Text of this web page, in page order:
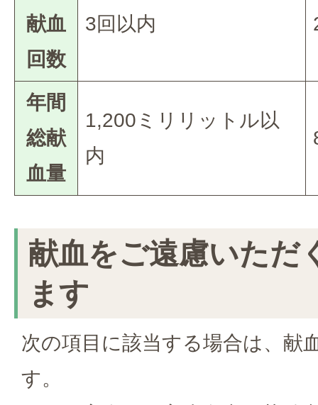
献血
回数
3回以内
年間
総献
血量
1,200ミリリットル以
内
献血をご遠慮いただ
ます
次の項目に該当する場合は、献
す。